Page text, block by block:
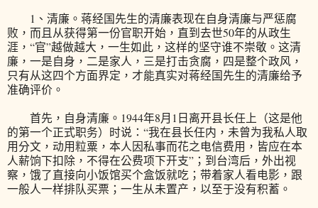
1、清廉。蒋经国先生的清廉表现在自身清廉与严惩腐
败，而且从获得第一份官职开始，直到去世50年的从政生
涯，“官”越做越大，一生如此，这样的坚守谁不崇敬。这清
廉，一是自身，二是家人，三是打击贪腐，四是整个政风，
只有从这四个方面界定，才能真实对蒋经国先生的清廉给予
准确评价。
首先，自身清廉。1944年8月1日离开县长任上（这是他
的第一个正式职务）时说：“我在县长任内，未曾为我私人取
用分文，动用粒粟，本人因私事而花之电信费用，皆应在本
人薪饷下扣除，不得在公费项下开支”；到台湾后，外出视
察，饿了直接向小饭馆买个盒饭就吃；带着家人看电影，跟
一般人一样排队买票；一生从未置产，以至于没有积蓄。